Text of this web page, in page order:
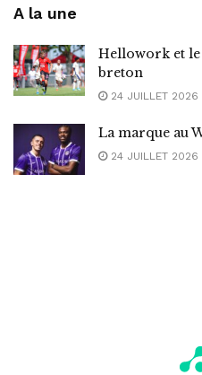
A la une
Hellowork et le
breton
24 JUILLET 2026
La marque au
24 JUILLET 2026